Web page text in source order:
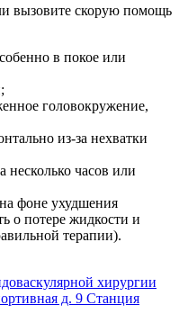
вызовите скорую помощь
в покое или
головокружение,
из‑за нехватки
несколько часов или
фоне ухудшения
о потере жидкости и
терапии).
хирургии
д. 9 Станция